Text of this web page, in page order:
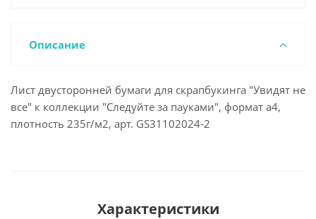
Описание
Лист двусторонней бумаги для скрапбукинга "Увидят не
все" к коллекции "Следуйте за пауками", формат а4,
плотность 235г/м2, арт. GS31102024-2
Характеристики